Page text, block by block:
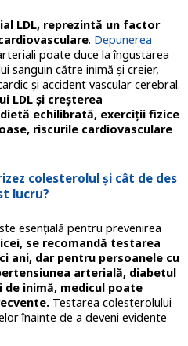
LDL, reprezintă un factor
. Depunerea
poate duce la îngustarea
sanguin către inimă și creier,
și accident vascular cerebral.
LDL și creșterea
echilibrată, exerciții fizice
riscurile cardiovasculare
colesterolul și cât de des
lucru?
esențială pentru prevenirea
se recomandă testarea
ani, dar pentru persoanele cu
arterială, diabetul
inimă, medicul poate
Testarea colesterolului
înainte de a deveni evidente